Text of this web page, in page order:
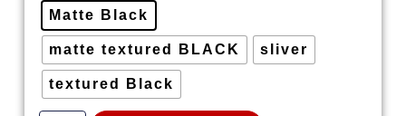
Matte Black
matte textured BLACK sliver
textured Black